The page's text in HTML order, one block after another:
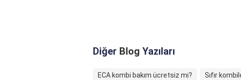
Diğer Blog Yazıları
ECA kombi bakım ücretsiz mi? Sıfır